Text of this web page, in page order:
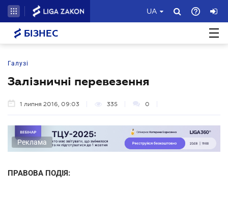
UA
БІЗНЕС
Галузі
Залізничні перевезення
1 липня 2016, 09:03 335 0
Реклама
ПРАВОВА ПОДІЯ: